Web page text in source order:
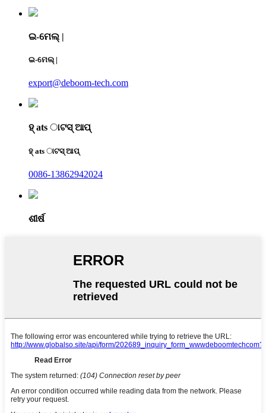
ଇ-ମେଲ୍ |
ଇ-ମେଲ୍ |
export@deboom-tech.com
ହ୍ ats ାଟସ୍ ଆପ୍
ହ୍ ats ାଟସ୍ ଆପ୍
0086-13862942024
ଶୀର୍ଷ